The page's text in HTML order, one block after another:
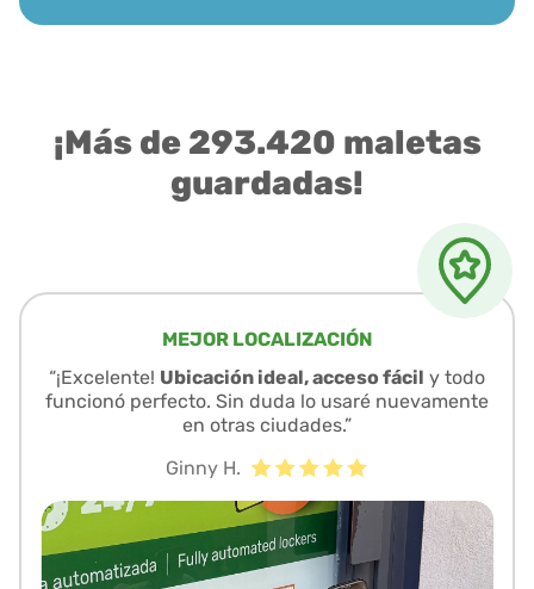
¡Más de 293.420 maletas
guardadas!
MEJOR LOCALIZACIÓN
“¡Excelente! Ubicación ideal, acceso fácil y todo
funcionó perfecto. Sin duda lo usaré nuevamente
en otras ciudades.”
Ginny H.